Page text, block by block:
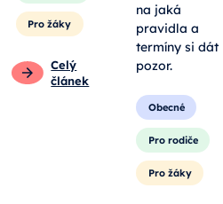
Pro žáky
Celý
článek
na jaká
pravidla a
termíny si dát
pozor.
Obecné
Pro rodiče
Pro žáky